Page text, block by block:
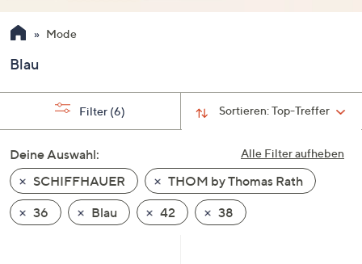
verwenden
Sie
Pfeiltasten
nach
und
nach
unten
oder
wischen
Sie
Mode
Blau
Sortieren:Top-Treffer
Filter (6)
Alle Filter aufheben
Deine Auswahl:
SCHIFFHAUER
THOM by Thomas Rath
36
Blau 42 38